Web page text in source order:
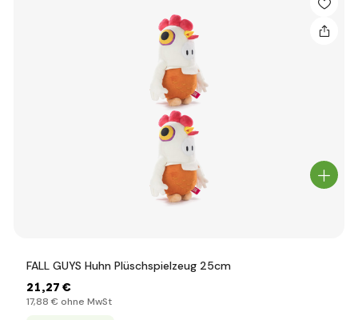
FALL GUYS Huhn Plüschspielzeug 25cm
21,27 €
17,88 € ohne MwSt